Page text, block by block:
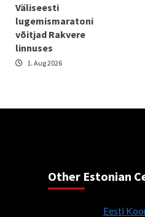
Väliseesti
lugemismaratoni
võitjad Rakvere
linnuses
1. Aug 2026
Other Estonian
Eesti